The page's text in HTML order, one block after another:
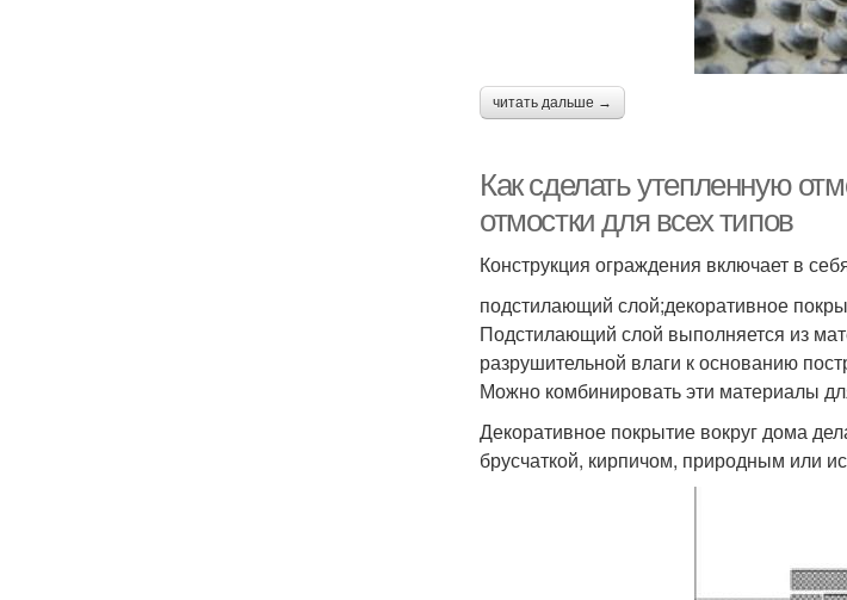
читать дальше →
Как сделать утепленную
отмостки для всех типов
Конструкция ограждения включает в
подстилающий слой;декоративное
Подстилающий слой выполняется из
разрушительной влаги к основанию
Можно комбинировать эти материалы
Декоративное покрытие вокруг дома
брусчаткой, кирпичом, природным или